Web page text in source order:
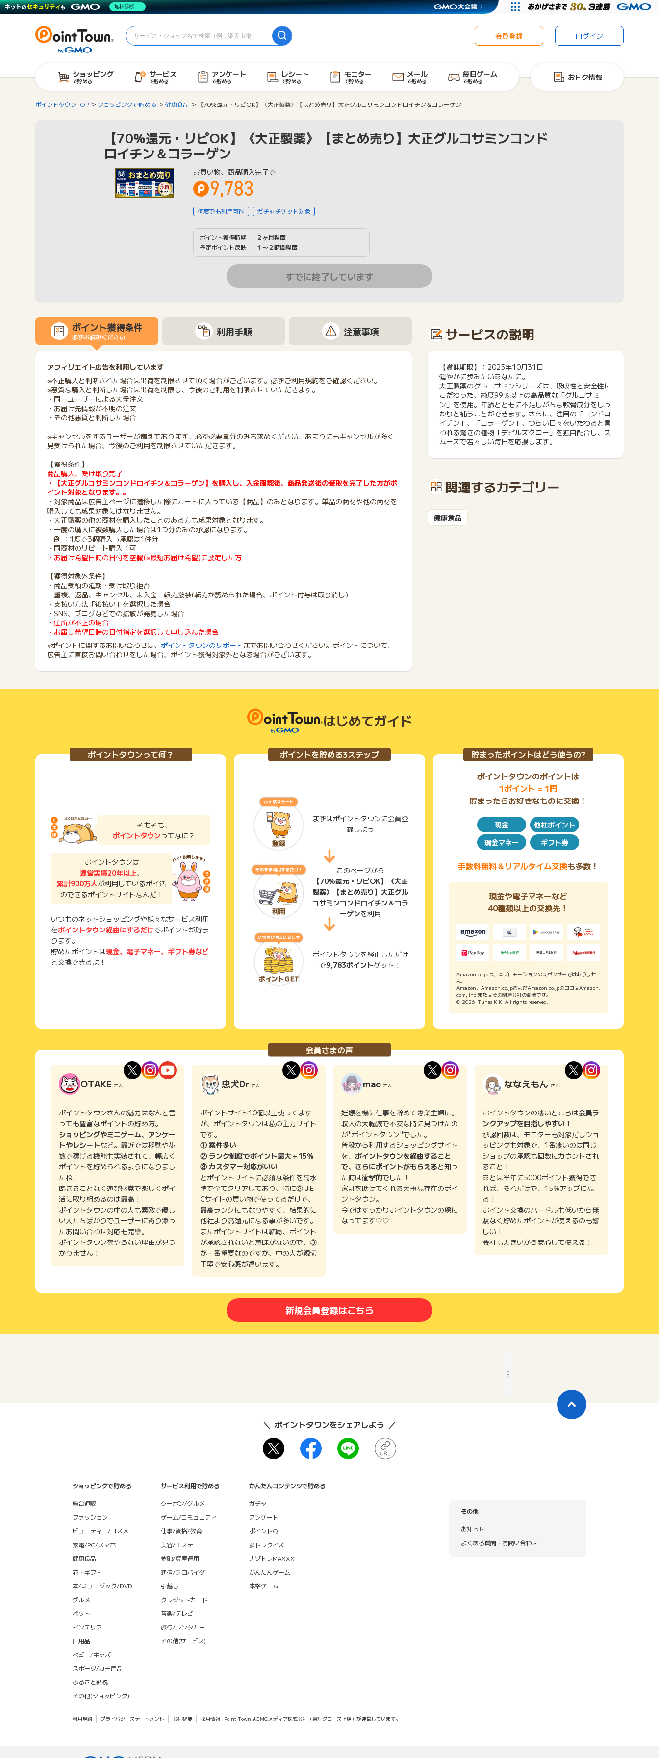
会員登録 ログイン
ショッピング
で貯める
サービス
で貯める
アンケート
で貯める
レシート
で貯める
モニター
で貯める
メール
で貯める
毎日ゲーム
で貯める おトク情報
ポイントタウンTOP ショッピングで貯める 健康食品 【70%還元・リピOK】《大正製薬》【まとめ売り】大正グルコサミンコンドロイチン＆コラーゲン
【70%還元・リピOK】《大正製薬》【まとめ売り】大正グルコサミンコンド
ロイチン＆コラーゲン
お買い物、商品購入完了で
9,783
何度でも利用可能 ガチャチケット対象
ポイント獲得時期
２ヶ月程度
予定ポイント反映
１〜２時間程度
すでに終了しています
ポイント獲得条件
必ずお読みください 利用手順 注意事項
アフィリエイト広告を利用しています
※不正購入と判断された場合は出荷を制限させて頂く場合がございます。必ずご利用規約をご確認ください。
※悪質な購入と判断した場合は出荷を制限し、今後のご利用を制限させていただきます。
・同一ユーザーによる大量注文
・お届け先情報が不明の注文
・その他悪質と判断した場合
※キャンセルをするユーザーが増えております。必ず必要量分のみお求めください。あまりにもキャンセルが多く
見受けられた場合、今後のご利用を制限させていただきます。
【獲得条件】
商品購入、受け取り完了
・【大正グルコサミンコンドロイチン＆コラーゲン】を購入し、入金確認後、商品発送後の受取を完了した方がポ
イント対象となります。 。
・対象商品は広告主ページに遷移した際にカートに入っている【商品】のみとなります。単品の商材や他の商材を
購入しても成果対象にはなりません。
・大正製薬の他の商材を購入したことのある方も成果対象となります。
・一度の購入に複数購入した場合は1つ分のみの承認になります。
例 ：1度で3個購入→承認は1件分
・同商材のリピート購入：可
・お届け希望日時の日付を空欄(※最短お届け希望)に設定した方
【獲得対象外条件】
・商品受領の延期・受け取り拒否
・重複、返品、キャンセル、未入金・転売厳禁(転売が認められた場合、ポイント付与は取り消し）
・支払い方法「後払い」を選択した場合
・SNS、ブログなどでの拡散が発覚した場合
・住所が不正の場合
・お届け希望日時の日付指定を選択して申し込んだ場合
※ポイントに関するお問い合わせは、 ポイントタウンのサポートまでお問い合わせください。ポイントについて、
広告主に直接お問い合わせをした場合、ポイント獲得対象外となる場合がございます。
サービスの説明
【賞味期限】：2025年10月31日
健やかに歩みたいあなたに。
大正製薬のグルコサミンシリーズは、吸収性と安全性に
こだわった、純度99％以上の高品質な「グルコサミ
ン」を使用。年齢とともに不足しがちな軟骨成分をしっ
かりと補うことができます。さらに、注目の「コンドロ
イチン」、「コラーゲン」、つらい日々をいたわると言
われる驚きの植物「デビルズクロー」を独自配合し、ス
ムーズで若々しい毎日を応援します。
関連するカテゴリー
健康食品
はじめてガイド
ポイントタウンって何？
そもそも、
ポイントタウンってなに？
ポイントタウンは
運営実績20年以上、
累計900万人が利用しているポイ活
のできるポイントサイトなんだ！
いつものネットショッピングや様々なサービス利用
をポイントタウン経由にするだけでポイントが貯ま
ります。
貯めたポイントは現金、電子マネー、ギフト券など
と交換できるよ！
ポイントを貯める3ステップ
まずはポイントタウンに会員登
録しよう
このページから
【70%還元・リピOK】《大正
製薬》【まとめ売り】大正グル
コサミンコンドロイチン＆コラ
ーゲンを利用
ポイントタウンを経由しただけ
で9,783ポイントゲット！
貯まったポイントはどう使うの?
ポイントタウンのポイントは
1ポイント = 1円
貯まったらお好きなものに交換！
現金
他社ポイント
現金マネー
ギフト券
手数料無料＆リアルタイム交換も多数！
現金や電子マネーなど
40種類以上の交換先！
Amazon.co.jpは、本プロモーションのスポンサーではありませ
ん。
Amazon、Amazon.co.jpおよびAmazon.co.jpのロゴはAmazon.
com, inc.またはその関連会社の商標です。
© 2026 iTunes K.K. All rights reserved.
会員さまの声
OTAKE さん
ポイントタウンさんの魅力はなんと言
っても豊富なポイントの貯め方。
ショッピングやミニゲーム、アンケー
トやレシートなど。最近では移動や歩
数で稼げる機能も実装されて、幅広く
ポイントを貯められるようになりまし
たね！
飽きることなく遊び感覚で楽しくポイ
活に取り組めるのは最高！
ポイントタウンの中の人も素敵で優し
い人たちばかりでユーザーに寄り添っ
たお問い合わせ対応も完璧。
ポイントタウンをやらない理由が見つ
かりません！
忠犬Dr さん
ポイントサイト10個以上使ってます
が、ポイントタウンは私の主力サイト
です。
① 案件多い
② ランク制度でポイント最大＋15%
③ カスタマー対応がいい
とポイントサイトに必須な条件を高水
準で全てクリアしており、特に②はE
Cサイトの買い物で使ってるだけで、
最高ランクにもなりやすく、結果的に
他社より高還元になる事が多いです。
またポイントサイトは結局、ポイント
が承認されないと意味がないので、③
が一番重要なのですが、中の人が親切
丁寧で安心感が違います。
mao さん
妊娠を機に仕事を辞めて専業主婦に。
収入の大幅減で不安な時に見つけたの
が"ポイントタウン"でした。
普段から利用するショッピングサイト
を、 ポイントタウンを経由すること
で、さらにポイントがもらえると知っ
た時は衝撃的でした！
家計を助けてくれる大事な存在のポイ
ントタウン。
今ではすっかりポイントタウンの虜に
なってます♡♡
ななえもん さん
ポイントタウンの凄いところは会員ラ
ンクアップを目指しやすい！
承認回数は、モニターも対象だしショ
ッピングも対象で、1番凄いのは同じ
ショップの承認も回数にカウントされ
ること！
あとは半年に5000ポイント獲得でき
れば、それだけで、15%アップにな
る！
ポイント交換のハードルも低いから無
駄なく貯めたポイントが使えるのも嬉
しい！
会社も大きいから安心して使える！
新規会員登録はこちら
P
R
ポイントタウンをシェアしよう
ショッピングで貯める
総合通販
ファッション
ビューティー/コスメ
家電/PC/スマホ
健康食品
花・ギフト
本/ミュージック/DVD
グルメ
ペット
インテリア
日用品
ベビー/キッズ
スポーツ/カー用品
ふるさと納税
その他(ショッピング)
サービス利用で貯める
クーポン/グルメ
ゲーム/コミュニティ
仕事/資格/教育
美容/エステ
金融/資産運用
通信/プロバイダ
引越し
クレジットカード
音楽/テレビ
旅行/レンタカー
その他(サービス)
かんたんコンテンツで貯める
ガチャ
アンケート
ポイントQ
脳トレクイズ
ナゾトレMAXXX
かんたんゲーム
本格ゲーム
その他
お知らせ
よくある質問・お問い合わせ
利用規約 プライバシーステートメント 会社概要 採用情報 Point TownはGMOメディア株式会社（東証グロース上場）が運営しています。
無料診断